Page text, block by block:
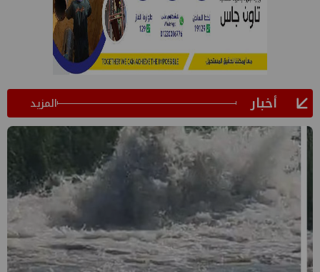
أخبار المزيد